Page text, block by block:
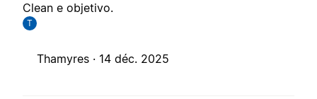
Clean e objetivo.
T
Thamyres · 14 déc. 2025